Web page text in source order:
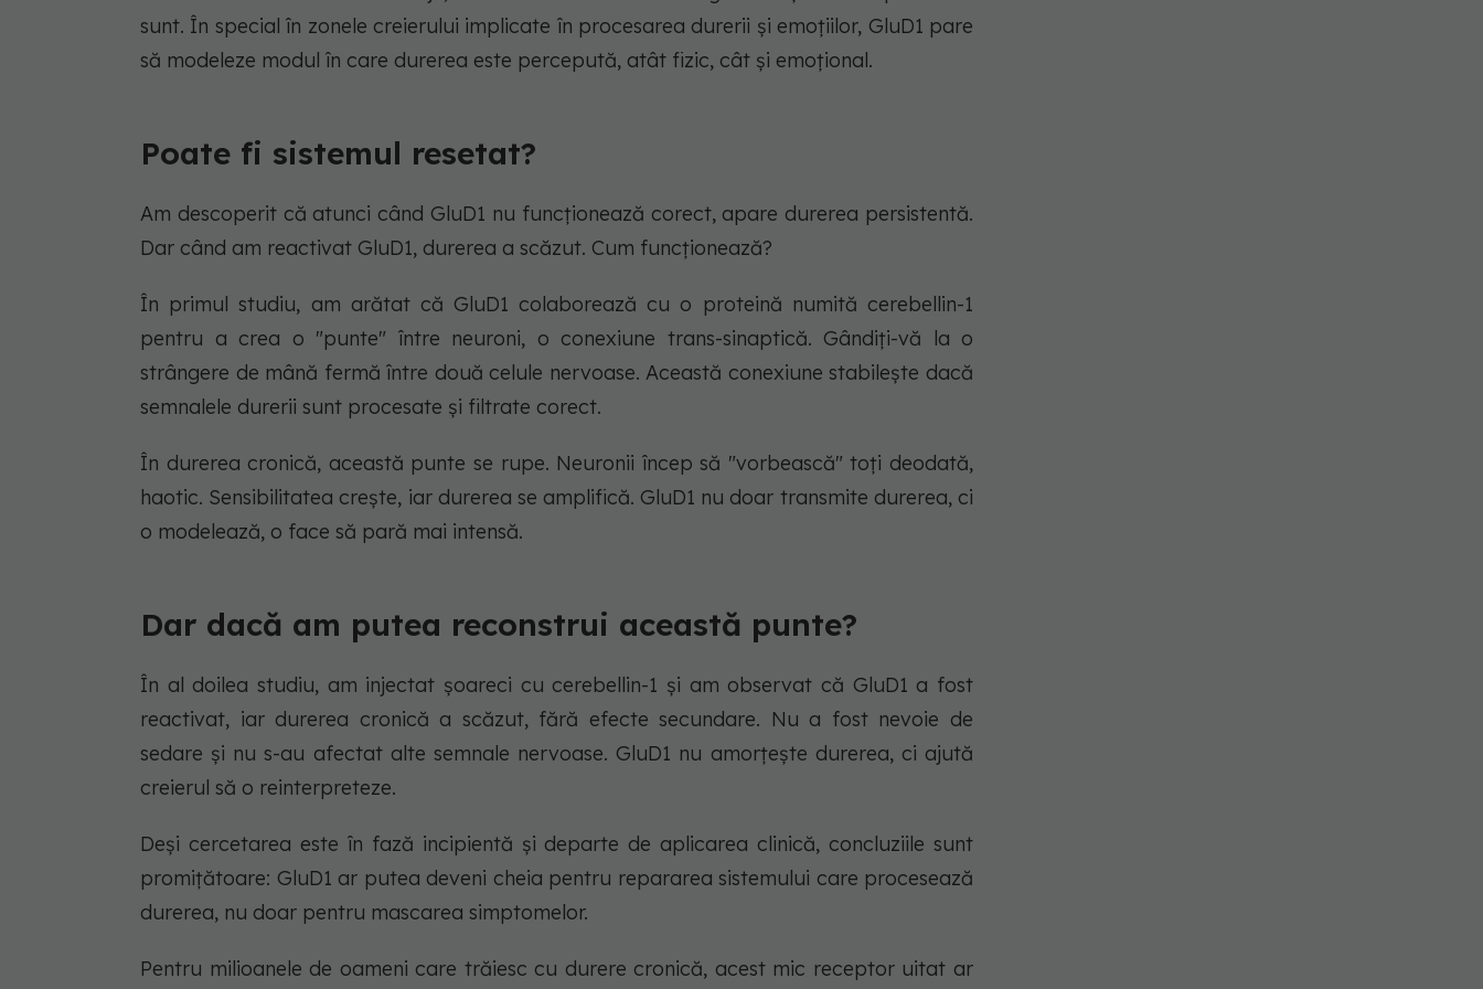
sunt. În special în zonele creierului implicate în procesarea durerii și emoțiilor, GluD1 pare
să modeleze modul în care durerea este percepută, atât fizic, cât și emoțional.
Poate fi sistemul resetat?
Am descoperit că atunci când GluD1 nu funcționează corect, apare durerea persistentă.
Dar când am reactivat GluD1, durerea a scăzut. Cum funcționează?
În primul studiu, am arătat că GluD1 colaborează cu o proteină numită cerebellin-1
pentru a crea o "punte" între neuroni, o conexiune trans-sinaptică. Gândiți-vă la o
strângere de mână fermă între două celule nervoase. Această conexiune stabilește dacă
semnalele durerii sunt procesate și filtrate corect.
În durerea cronică, această punte se rupe. Neuronii încep să "vorbească" toți deodată,
haotic. Sensibilitatea crește, iar durerea se amplifică. GluD1 nu doar transmite durerea, ci
o modelează, o face să pară mai intensă.
Dar dacă am putea reconstrui această punte?
În al doilea studiu, am injectat șoareci cu cerebellin-1 și am observat că GluD1 a fost
reactivat, iar durerea cronică a scăzut, fără efecte secundare. Nu a fost nevoie de
sedare și nu s-au afectat alte semnale nervoase. GluD1 nu amorțește durerea, ci ajută
creierul să o reinterpreteze.
Deși cercetarea este în fază incipientă și departe de aplicarea clinică, concluziile sunt
promițătoare: GluD1 ar putea deveni cheia pentru repararea sistemului care procesează
durerea, nu doar pentru mascarea simptomelor.
Pentru milioanele de oameni care trăiesc cu durere cronică, acest mic receptor uitat ar